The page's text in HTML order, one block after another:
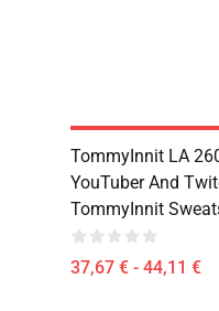
TommyInnit LA
YouTuber And
TommyInnit
37,67 € - 44,11 €